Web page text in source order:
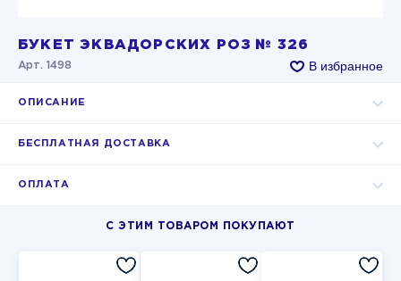
БУКЕТ ЭКВАДОРСКИХ РОЗ № 326
Арт. 1498 В избранное
ОПИСАНИЕ
БЕСПЛАТНАЯ ДОСТАВКА
ОПЛАТА
С ЭТИМ ТОВАРОМ ПОКУПАЮТ